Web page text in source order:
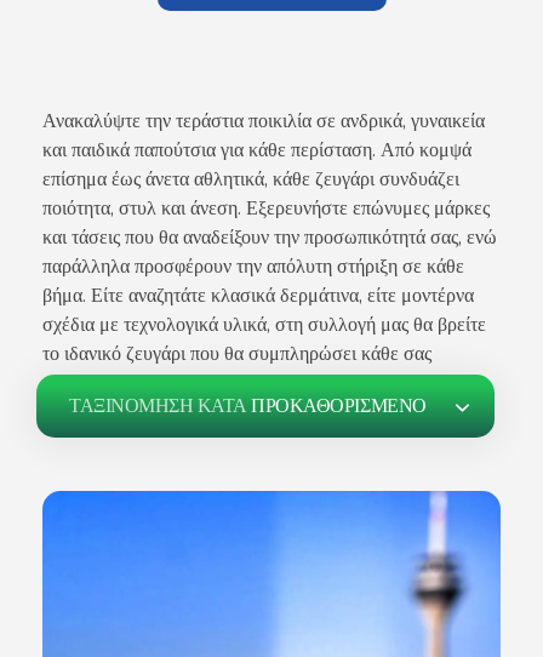
Κατάστημα
Σχετικά Με Εμάς
Επικοινωνία
Άρθρα
Ανακαλύψτε την τεράστια ποικιλία σε ανδρικά, γυναικεία
και παιδικά παπούτσια για κάθε περίσταση. Από κομψά
επίσημα έως άνετα αθλητικά, κάθε ζευγάρι συνδυάζει
ποιότητα, στυλ και άνεση. Εξερευνήστε επώνυμες μάρκες
και τάσεις που θα αναδείξουν την προσωπικότητά σας, ενώ
παράλληλα προσφέρουν την απόλυτη στήριξη σε κάθε
βήμα. Είτε αναζητάτε κλασικά δερμάτινα, είτε μοντέρνα
σχέδια με τεχνολογικά υλικά, στη συλλογή μας θα βρείτε
το ιδανικό ζευγάρι που θα συμπληρώσει κάθε σας
εμφάνιση
ΤΑΞΙΝΌΜΗΣΗ ΚΑΤΆΠΡΟΚΑΘΟΡΙΣΜΈΝΟ